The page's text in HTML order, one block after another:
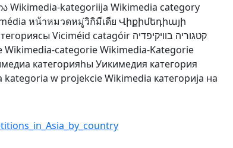
Wikimedia-kategoriija Wikimedia category
หน้าหมวดหมู่วิกิมีเดีย Վիքիմեդիայի
Viciméid catagóir קטגוריה בוויקיפדיה
Wikimedia-categorieWikimedia-Kategorie
категорияһы Уикимедия категория
kategoria w projekcie Wikimedia категорија на